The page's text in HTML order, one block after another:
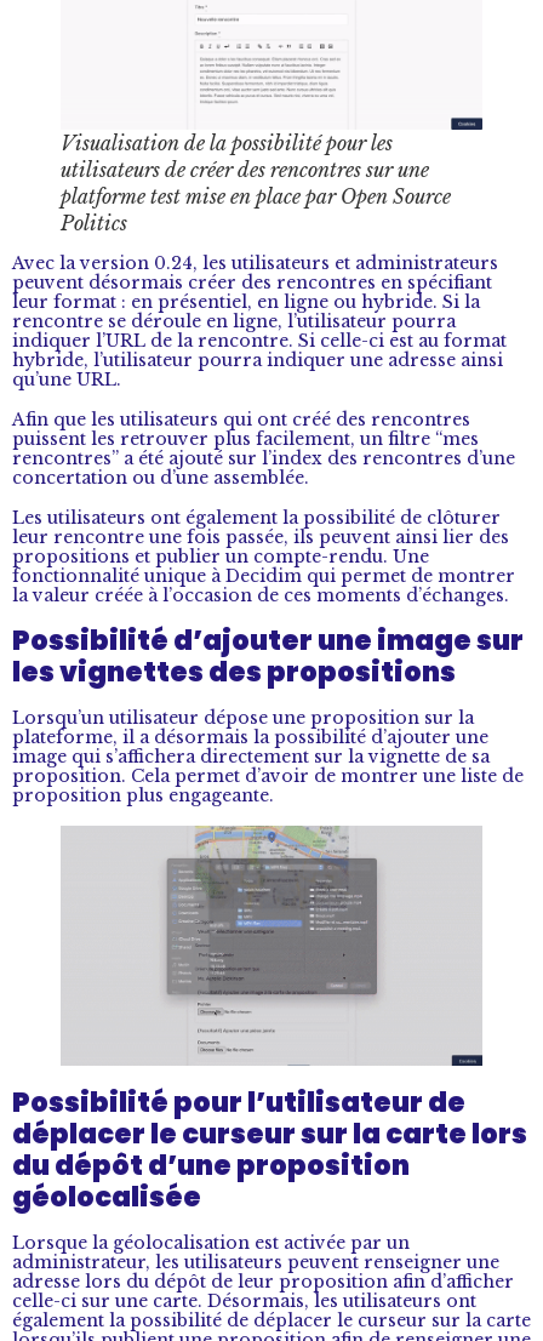
Visualisation de la possibilité pour les
utilisateurs de créer des rencontres sur une
platforme test mise en place par Open Source
Politics
Avec la version 0.24, les utilisateurs et administrateurs
peuvent désormais créer des rencontres en spécifiant
leur format : en présentiel, en ligne ou hybride. Si la
rencontre se déroule en ligne, l’utilisateur pourra
indiquer l’URL de la rencontre. Si celle-ci est au format
hybride, l’utilisateur pourra indiquer une adresse ainsi
qu’une URL.
Afin que les utilisateurs qui ont créé des rencontres
puissent les retrouver plus facilement, un filtre “mes
rencontres” a été ajouté sur l’index des rencontres d’une
concertation ou d’une assemblée.
Les utilisateurs ont également la possibilité de clôturer
leur rencontre une fois passée, ils peuvent ainsi lier des
propositions et publier un compte-rendu. Une
fonctionnalité unique à Decidim qui permet de montrer
la valeur créée à l’occasion de ces moments d’échanges.
Possibilité d’ajouter une image sur
les vignettes des propositions
Lorsqu’un utilisateur dépose une proposition sur la
plateforme, il a désormais la possibilité d’ajouter une
image qui s’affichera directement sur la vignette de sa
proposition. Cela permet d’avoir de montrer une liste de
proposition plus engageante.
Possibilité pour l’utilisateur de
déplacer le curseur sur la carte lors
du dépôt d’une proposition
géolocalisée
Lorsque la géolocalisation est activée par un
administrateur, les utilisateurs peuvent renseigner une
adresse lors du dépôt de leur proposition afin d’afficher
celle-ci sur une carte. Désormais, les utilisateurs ont
également la possibilité de déplacer le curseur sur la carte